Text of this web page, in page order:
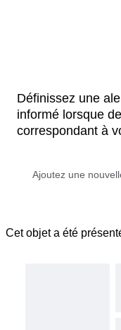
Définissez une
informé lorsque
correspondant à
Cet objet a été